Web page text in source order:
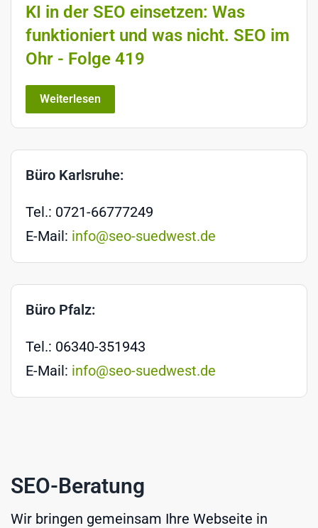
KI in der SEO einsetzen: Was
funktioniert und was nicht. SEO im
Ohr - Folge 419
Weiterlesen
Büro Karlsruhe:
Tel.: 0721-66777249
E-Mail: info@seo-suedwest.de
Büro Pfalz:
Tel.: 06340-351943
E-Mail: info@seo-suedwest.de
SEO-Beratung
Wir bringen gemeinsam Ihre Webseite in